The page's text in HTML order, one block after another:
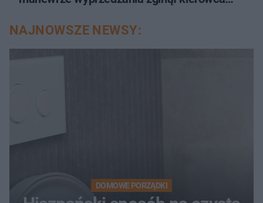
NAJNOWSZE NEWSY:
DOMOWE PORZĄDKI